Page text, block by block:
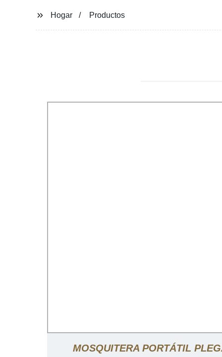
Hogar Productos
MOSQUITERA PORTÁTIL